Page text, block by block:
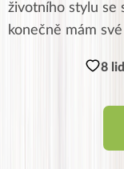
životního stylu se
konečně mám
8